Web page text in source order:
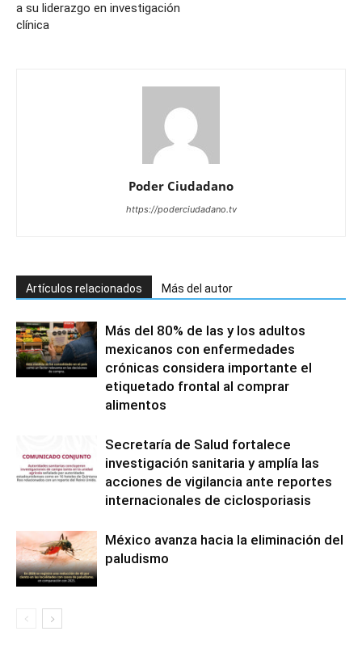
a su liderazgo en investigación
clínica
Poder Ciudadano
https://poderciudadano.tv
Artículos relacionados Más del autor
Más del 80% de las y los adultos
mexicanos con enfermedades
crónicas considera importante el
etiquetado frontal al comprar
alimentos
Secretaría de Salud fortalece
investigación sanitaria y amplía las
acciones de vigilancia ante reportes
internacionales de ciclosporiasis
México avanza hacia la eliminación del
paludismo